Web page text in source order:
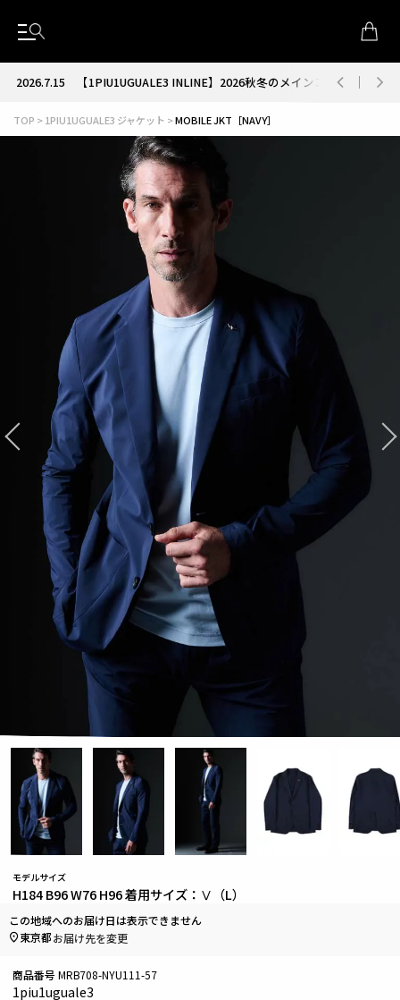
2026.7.15【1PIU1UGUALE3 INLINE】2026秋冬のメインコレクションが
TOP 1PIU1UGUALE3 ジャケット MOBILE JKT［NAVY］
モデルサイズ
H184 B96 W76 H96 着用サイズ：Ⅴ（L）
1piu1uguale3
商品番号 MRB708-NYU111-57
この地域へのお届け日は表示できません
東京都お届け先を変更